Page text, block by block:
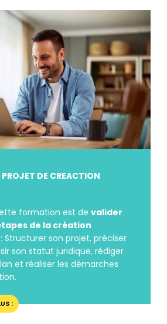
DE CREACTION
formation est de valider
de la création
: Structurer son projet, préciser
son statut juridique, rédiger
et réaliser les démarches
: